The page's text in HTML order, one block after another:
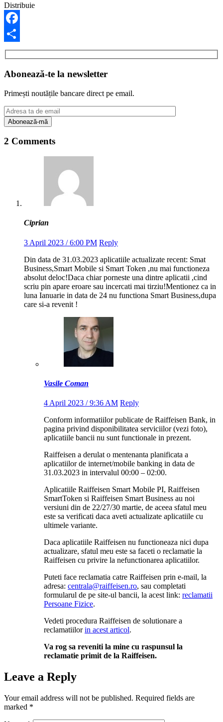
Distribuie
Facebook
Share
Abonează-te la newsletter
Primești noutățile bancare direct pe email.
2 Comments
Ciprian
3 April 2023 / 6:00 PM Reply
Din data de 31.03.2023 aplicatiile actualizate recent: Smat
Business,Smart Mobile si Smart Token ,nu mai functioneza
absolut deloc!Daca chiar porneste una dintre aplicatii ,cind
scriu pin apare eroare sau incercati mai tirziu!Mentionez ca in
luna Ianuarie in data de 24 nu functiona Smart Business,dupa
care si-a revenit !
Vasile Coman
4 April 2023 / 9:36 AM Reply
Conform informatiilor publicate de Raiffeisen Bank, in
pagina privind disponibilitatea serviciilor (vezi foto),
aplicatiile bancii nu sunt functionale in prezent.
Raiffeisen a derulat o mentenanta planificata a
aplicatiilor de internet/mobile banking in data de
31.03.2023 in intervalul 00:00 – 02:00.
Aplicatiile Raiffeisen Smart Mobile PI, Raiffeisen
SmartToken si Raiffeisen Smart Business au noi
versiuni din de 22/27/30 martie, de aceea sfatul meu
este sa verificati daca aveti actualizate aplicatiile cu
ultimele variante.
Daca aplicatiile Raiffeisen nu functioneaza nici dupa
actualizare, sfatul meu este sa faceti o reclamatie la
Raiffeisen cu privire la nefunctionarea aplicatiilor.
Puteti face reclamatia catre Raiffeisen prin e-mail, la
adresa: centrala@raiffeisen.ro, sau completati
formularul de pe site-ul bancii, la acest link: reclamatii
Persoane Fizice.
Vedeti procedura Raiffeisen de solutionare a
reclamatiilorin acest articol.
Va rog sa reveniti la mine cu raspunsul la
reclamatie primit de la Raiffeisen.
Leave a Reply
Your email address will not be published. Required fields are
marked *